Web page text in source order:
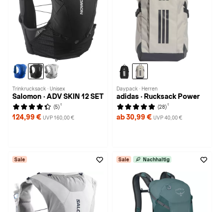
Trinkrucksack · Unisex
Salomon · ADV SKIN 12 SET
(5) 1
124,99 € UVP 160,00 €
Daypack · Herren
adidas · Rucksack Power
(28) 1
ab 30,99 € UVP 40,00 €
Sale Sale Nachhaltig